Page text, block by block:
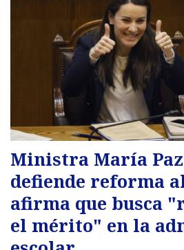
Ministra María
defiende reforma
afirma que busca
el mérito" en la